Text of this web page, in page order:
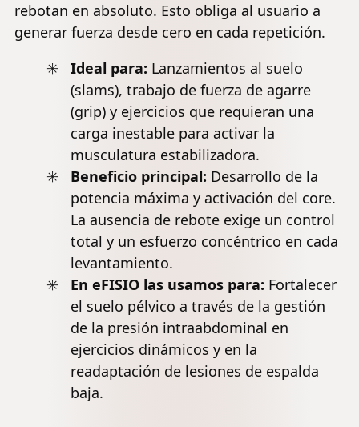
rebotan en absoluto. Esto obliga al usuario a
generar fuerza desde cero en cada repetición.
Ideal para: Lanzamientos al suelo
(slams), trabajo de fuerza de agarre
(grip) y ejercicios que requieran una
carga inestable para activar la
musculatura estabilizadora.
Beneficio principal: Desarrollo de la
potencia máxima y activación del core.
La ausencia de rebote exige un control
total y un esfuerzo concéntrico en cada
levantamiento.
En eFISIO las usamos para: Fortalecer
el suelo pélvico a través de la gestión
de la presión intraabdominal en
ejercicios dinámicos y en la
readaptación de lesiones de espalda
baja.